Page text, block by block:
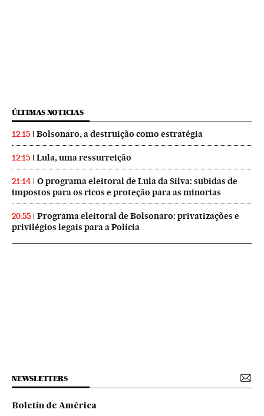
ÚLTIMAS NOTICIAS
12:15 Bolsonaro, a destruição como estratégia
12:15 Lula, uma ressurreição
21:14
O programa eleitoral de Lula da Silva: subidas de
impostos para os ricos e proteção para as minorias
20:55
Programa eleitoral de Bolsonaro: privatizações e
privilégios legais para a Polícia
NEWSLETTERS
Boletín de América